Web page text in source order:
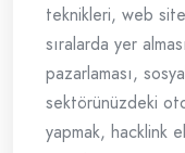
teknikleri, web
sıralarda yer
pazarlaması,
sektörünüzdeki
yapmak, hacklink